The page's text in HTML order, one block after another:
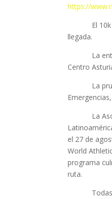
https://
El 10k de
llegada.
La entrega
Centro
La prueba
La
el 27 de
World
programa
ruta.
Todas las